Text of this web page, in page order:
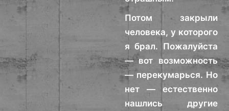
Потом закрыли
человека, у которого
я брал. Пожалуйста
— вот возможность
— перекумарься. Но
нет — естественно
нашлись другие